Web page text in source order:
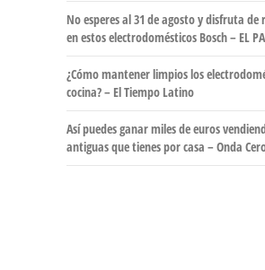
No esperes al 31 de agosto y disfruta de
en estos electrodomésticos Bosch – EL
¿Cómo mantener limpios los
cocina? – El Tiempo Latino
Así puedes ganar miles de euros
antiguas que tienes por casa – Onda